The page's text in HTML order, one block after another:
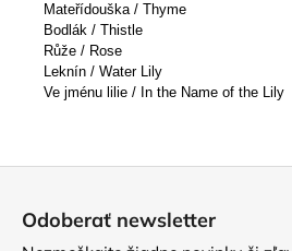
Mateřídouška / Thyme
Bodlák / Thistle
Růže / Rose
Leknín / Water Lily
Ve jménu lilie / In the Name of the Lily
Odoberať newsletter